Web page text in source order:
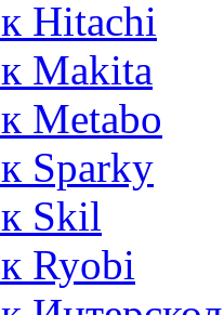
Hitachi
Makita
Metabo
Sparky
Skil
Ryobi